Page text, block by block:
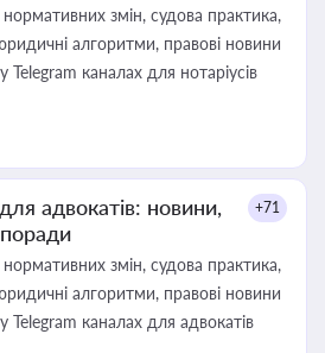
змін, судова практика,
алгоритми, правові новини
каналах для нотаріусів
адвокатів: новини,
+71
змін, судова практика,
алгоритми, правові новини
каналах для адвокатів